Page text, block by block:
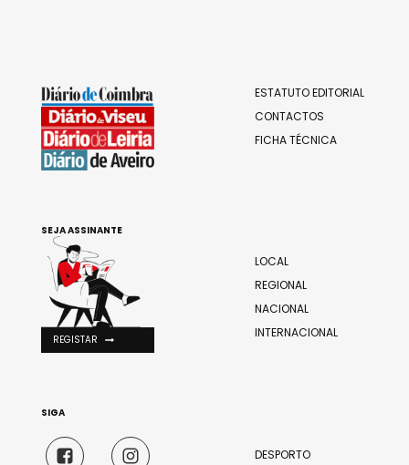
ESTATUTO EDITORIAL
CONTACTOS
FICHA TÉCNICA
LOCAL
REGIONAL
NACIONAL
INTERNACIONAL
DESPORTO
SEJA ASSINANTE
REGISTAR
SIGA